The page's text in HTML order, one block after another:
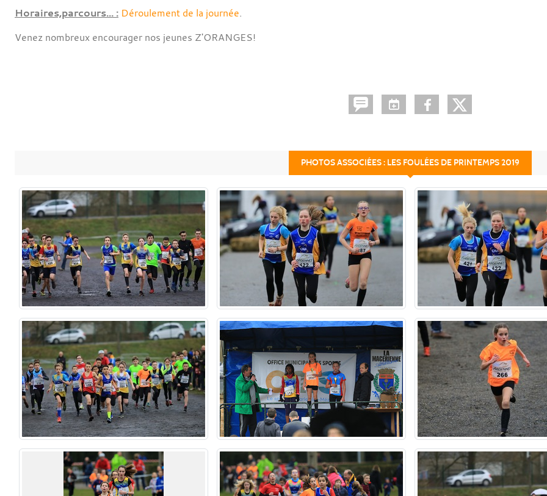
Horaires,parcours... : Déroulement de la journée.
Venez nombreux encourager nos jeunes Z'ORANGES!
PHOTOS ASSOCIÉES : LES FOULÉES DE PRINTEMPS 2019